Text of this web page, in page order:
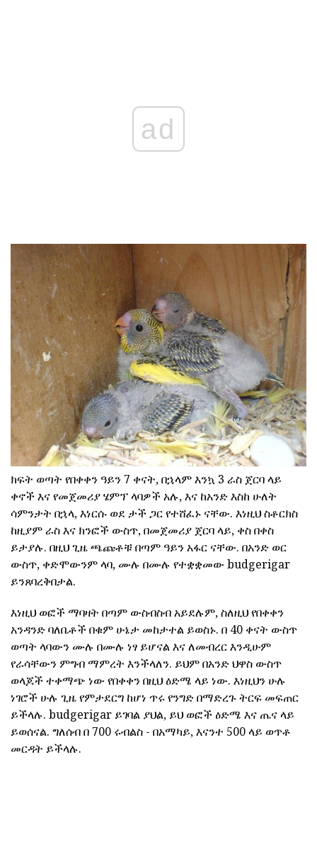
ad
ክፍት ወጣት የበቀቀን ዓይን 7 ቀናት, በኋላም እንኳ 3 ራስ ጀርባ ላይ
ቀኖች እና የመጀመሪያ ሄምፕ ላባዎች አሉ, እና ከአንድ እስከ ሁለት
ሳምንታት በኋላ, እነርሱ ወደ ታች ጋር የተሸፈኑ ናቸው. እነዚህ ስቶርክስ
ከዚያም ራስ እና ክንፎች ውስጥ, በመጀመሪያ ጀርባ ላይ, ቀስ በቀስ
ይታያሉ. በዚህ ጊዜ ጫጩቶቹ በጣም ዓይን አፋር ናቸው. በአንድ ወር
ውስጥ, ቀድሞውንም ላባ, ሙሉ በሙሉ የተቋቋመው budgerigar
ይንጸባረቅበታል.
እነዚህ ወፎች ማባዛት በጣም ውስብስብ አይደሉም, ስለዚህ የበቀቀን
አንዳንድ ባለቤቶች በቁም ሁኔታ መከታተል ይወስኑ. በ 40 ቀናት ውስጥ
ወጣት ላባውን ሙሉ በሙሉ ነፃ ይሆናል እና ለመብረር እንዲሁም
የራሳቸውን ምግብ ማምረት እንችላለን. ይህም በአንድ ህዋስ ውስጥ
ወላጆች ተቀማጭ ነው የበቀቀን በዚህ ዕድሜ ላይ ነው. እነዚህን ሁሉ
ነገሮች ሁሉ ጊዜ የምታደርግ ከሆነ ጥሩ የንግድ በማድረጉ ትርፍ መፍጠር
ይችላሉ. budgerigar ይገባል ያህል, ይህ ወፎች ዕድሜ እና ጤና ላይ
ይወሰናል. ግለሰብ በ 700 ሩብልስ - በአማካይ, እናንተ 500 ላይ ወጥቶ
መርዳት ይችላሉ.